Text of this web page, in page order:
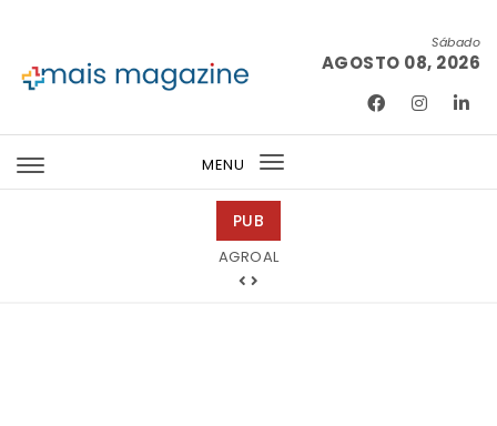
Sábado
AGOSTO 08, 2026
MENU
Toggle
PUB
Tintas 2000